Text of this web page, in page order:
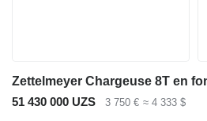
51 430 000 UZS 3 750 € ≈ 4 333 $